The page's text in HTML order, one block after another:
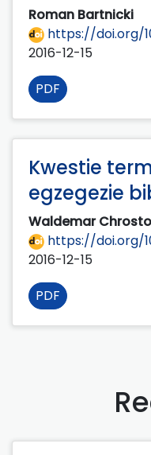
Roman Bartnicki
https://doi.org/
2016-12-15
PDF
Kwestie
egzegezie
Waldemar
https://doi.org/
2016-12-15
PDF